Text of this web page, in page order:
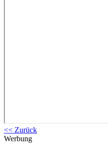
<< Zurück
Werbung